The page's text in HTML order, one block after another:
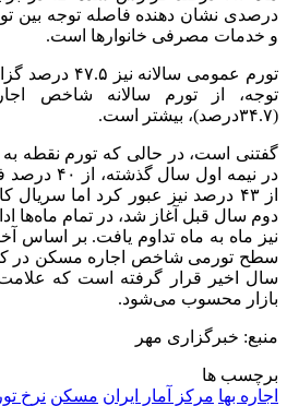
درصدی نشان دهنده فاصله توجه بین
و خدمات مصرفی خانوارها است.
تورم عمومی
توجه، از تورم سالانه شاخص
(۳۴.۷درصد)، بیشتر است.
گفتنی است، در حالی که تورم نقطه
در نیمه اول
از ۴۳ درصد نیز عبور کرد اما
نیز ماه به ماه تداوم یافت. بر اساس
سال اخیر قرار گرفته است که
بازار محسوب می‌شود.
منبع: خبرگزاری مهر
برچسب ها
اجاره بها مرکز آمار ایران مسکن نرخ